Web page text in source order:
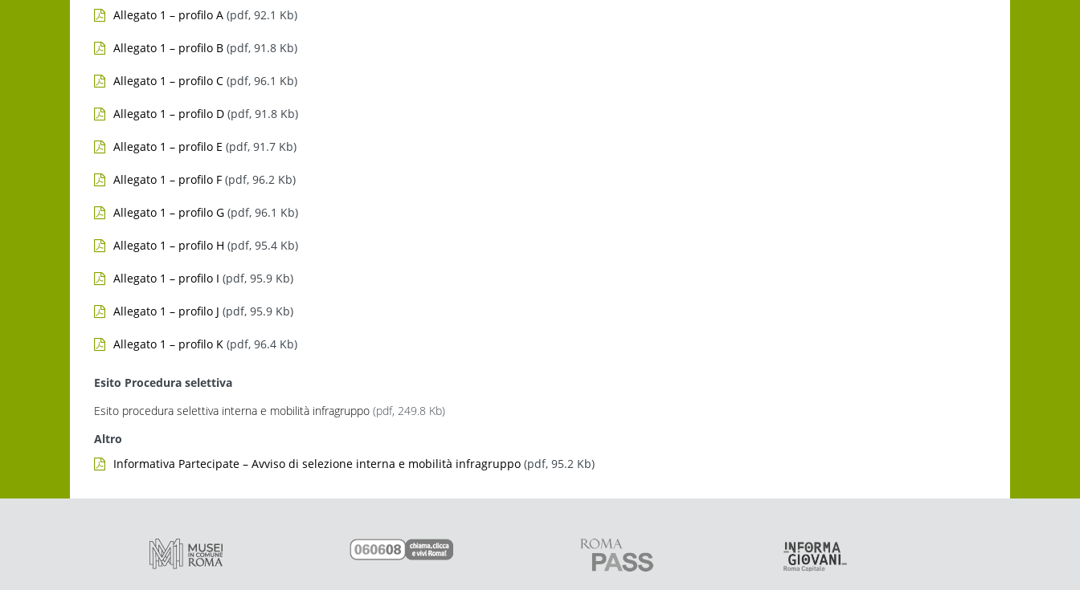
Allegato 1 – profilo A (pdf, 92.1 Kb)
Allegato 1 – profilo B (pdf, 91.8 Kb)
Allegato 1 – profilo C (pdf, 96.1 Kb)
Allegato 1 – profilo D (pdf, 91.8 Kb)
Allegato 1 – profilo E (pdf, 91.7 Kb)
Allegato 1 – profilo F (pdf, 96.2 Kb)
Allegato 1 – profilo G (pdf, 96.1 Kb)
Allegato 1 – profilo H (pdf, 95.4 Kb)
Allegato 1 – profilo I (pdf, 95.9 Kb)
Allegato 1 – profilo J (pdf, 95.9 Kb)
Allegato 1 – profilo K (pdf, 96.4 Kb)
Esito Procedura selettiva
Esito procedura selettiva interna e mobilità infragruppo (pdf, 249.8 Kb)
Altro
Informativa Partecipate – Avviso di selezione interna e mobilità infragruppo (pdf, 95.2 Kb)